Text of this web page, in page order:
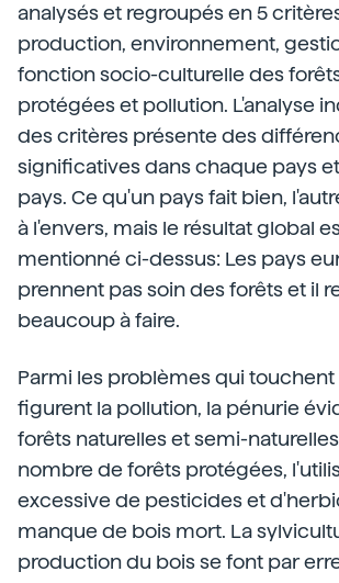
analysés et regroupés en 5
production, environnement,
fonction socio-culturelle des
protégées et pollution. L'analyse
des critères présente des
significatives dans chaque pays
pays. Ce qu'un pays fait bien,
à l'envers, mais le résultat global
mentionné ci-dessus: Les pays
prennent pas soin des forêts et il
beaucoup à faire.
Parmi les problèmes qui touchent
figurent la pollution, la pénurie
forêts naturelles et semi-
nombre de forêts protégées,
excessive de pesticides et
manque de bois mort. La
production du bois se font par